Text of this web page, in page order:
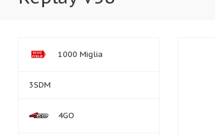
1000 Miglia
3SDM
4GO